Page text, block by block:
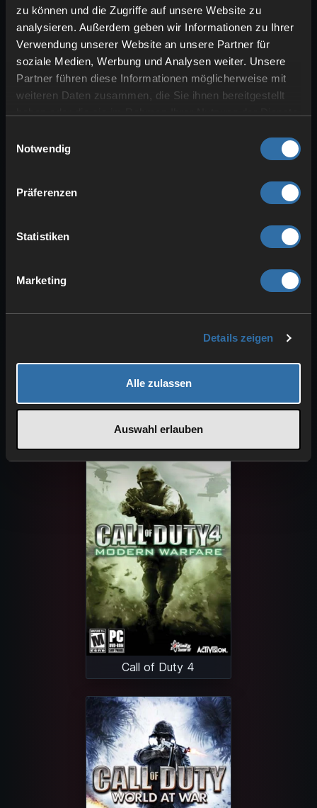
zu können und die Zugriffe auf unsere Website zu
analysieren. Außerdem geben wir Informationen zu Ihrer
Verwendung unserer Website an unsere Partner für
soziale Medien, Werbung und Analysen weiter. Unsere
Partner führen diese Informationen möglicherweise mit
weiteren Daten zusammen, die Sie ihnen bereitgestellt
Notwendig
Präferenzen
Statistiken
Marketing
Details zeigen
Alle zulassen
Auswahl erlauben
Call of Duty 4